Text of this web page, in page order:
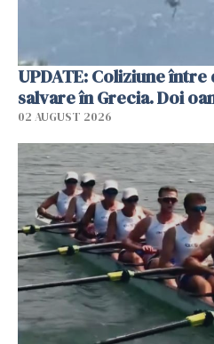
UPDATE: Coliziune
salvare în Grecia. Doi
02 AUGUST 2026